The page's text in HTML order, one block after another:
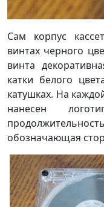
Сам корпус
винтах черного
винта
катки белого
катушках. На
нанесен
обозначающая